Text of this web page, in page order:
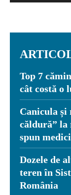
Top 7
cât costă o
Canicula
căldură” la
spun
Dozele de
teren în
România